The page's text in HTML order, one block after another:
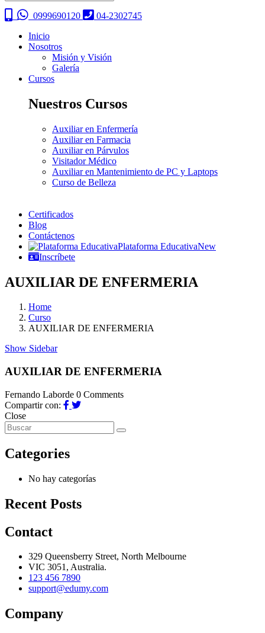
0999690120
04-2302745
Inicio
Nosotros
Misión y Visión
Galería
Cursos
Nuestros Cursos
Auxiliar en Enfermería
Auxiliar en Farmacia
Auxiliar en Párvulos
Visitador Médico
Auxiliar en Mantenimiento de PC y Laptops
Curso de Belleza
Certificados
Blog
Contáctenos
Plataforma EducativaNew
Inscríbete
AUXILIAR DE ENFERMERIA
Home
Curso
AUXILIAR DE ENFERMERIA
Show Sidebar
AUXILIAR DE ENFERMERIA
Fernando Laborde 0 Comments
Compartir con:
Close
Categories
No hay categorías
Recent Posts
Contact
329 Queensberry Street, North Melbourne
VIC 3051, Australia.
123 456 7890
support@edumy.com
Company